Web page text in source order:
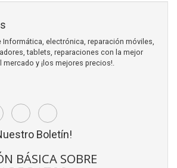
Informática, electrónica, reparación móviles,
tablets, reparaciones con la mejor
mercado y ¡los mejores precios!.
Boletín!
BÁSICA SOBRE